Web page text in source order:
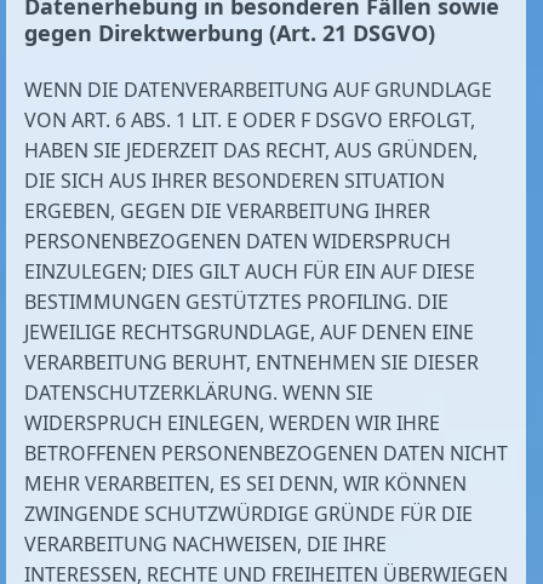
Datenerhebung in besonderen Fällen sowie
gegen Direktwerbung (Art. 21 DSGVO)
WENN DIE DATENVERARBEITUNG AUF GRUNDLAGE
VON ART. 6 ABS. 1 LIT. E ODER F DSGVO ERFOLGT,
HABEN SIE JEDERZEIT DAS RECHT, AUS GRÜNDEN,
DIE SICH AUS IHRER BESONDEREN SITUATION
ERGEBEN, GEGEN DIE VERARBEITUNG IHRER
PERSONENBEZOGENEN DATEN WIDERSPRUCH
EINZULEGEN; DIES GILT AUCH FÜR EIN AUF DIESE
BESTIMMUNGEN GESTÜTZTES PROFILING. DIE
JEWEILIGE RECHTSGRUNDLAGE, AUF DENEN EINE
VERARBEITUNG BERUHT, ENTNEHMEN SIE DIESER
DATENSCHUTZERKLÄRUNG. WENN SIE
WIDERSPRUCH EINLEGEN, WERDEN WIR IHRE
BETROFFENEN PERSONENBEZOGENEN DATEN NICHT
MEHR VERARBEITEN, ES SEI DENN, WIR KÖNNEN
ZWINGENDE SCHUTZWÜRDIGE GRÜNDE FÜR DIE
VERARBEITUNG NACHWEISEN, DIE IHRE
INTERESSEN, RECHTE UND FREIHEITEN ÜBERWIEGEN